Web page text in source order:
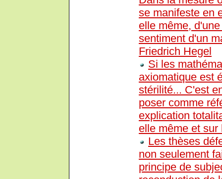
se manifeste en
elle même,
sentiment d'un
Friedrich Hegel
Si les
axiomatique est
stérilité... C'est
poser comme
explication
elle même et sur
Les thèses
non seulement
principe de